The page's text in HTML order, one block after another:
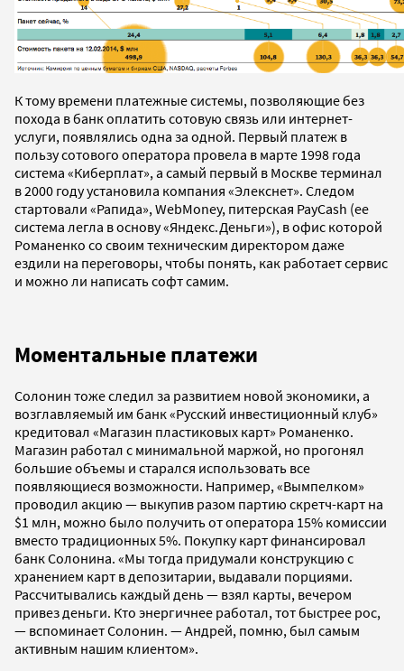
К тому времени платежные системы, позволяющие без
похода в банк оплатить сотовую связь или интернет-
услуги, появлялись одна за одной. Первый платеж в
пользу сотового оператора провела в марте 1998 года
система «Киберплат», а самый первый в Москве терминал
в 2000 году установила компания «Элекснет». Следом
стартовали «Рапида», WebMoney, питерская PayCash (ее
система легла в основу «Яндекс.Деньги»), в офис которой
Романенко со своим техническим директором даже
ездили на переговоры, чтобы понять, как работает сервис
и можно ли написать софт самим.
Моментальные платежи
Солонин тоже следил за развитием новой экономики, а
возглавляемый им банк «Русский инвестиционный клуб»
кредитовал «Магазин пластиковых карт» Романенко.
Магазин работал с минимальной маржой, но прогонял
большие объемы и старался использовать все
появляющиеся возможности. Например, «Вымпелком»
проводил акцию — выкупив разом партию скретч-карт на
$1 млн, можно было получить от оператора 15% комиссии
вместо традиционных 5%. Покупку карт финансировал
банк Солонина. «Мы тогда придумали конструкцию с
хранением карт в депозитарии, выдавали порциями.
Рассчитывались каждый день — взял карты, вечером
привез деньги. Кто энергичнее работал, тот быстрее рос,
— вспоминает Солонин. — Андрей, помню, был самым
активным нашим клиентом».